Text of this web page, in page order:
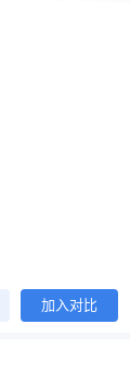
加入对比